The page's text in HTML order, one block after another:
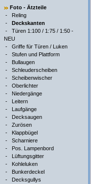
Foto - Ätzteile
- Reling
- Deckskanten
- Türen 1:100 / 1:75 / 1:50 -
NEU
- Griffe für Türen / Luken
- Stufen und Plattform
- Bullaugen
- Schleuderscheiben
- Scheibenwischer
- Oberlichter
- Niedergänge
- Leitern
- Laufgänge
- Decksaugen
- Zurösen
- Klappbügel
- Scharniere
- Pos. Lampenbord
- Lüftungsgitter
- Kohleluken
- Bunkerdeckel
- Decksgullys